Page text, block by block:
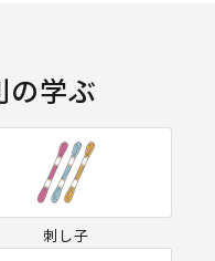
の学ぶ
刺し子